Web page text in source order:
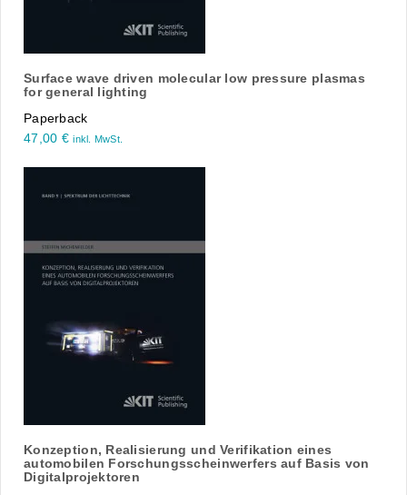
Surface wave driven molecular low pressure plasmas
for general lighting
Paperback
47,00 € inkl. MwSt.
Konzeption, Realisierung und Verifikation eines
automobilen Forschungsscheinwerfers auf Basis von
Digitalprojektoren